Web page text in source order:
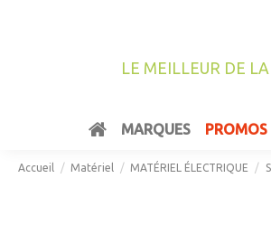
LE MEILLEUR DE
MARQUES PROMOS
Accueil Matériel MATÉRIEL ÉLECTRIQUE